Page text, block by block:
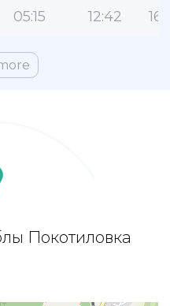
05:15 12:42
Покотиловка